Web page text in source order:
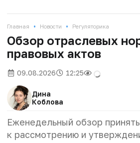
Главная • Новости • Регуляторика
Обзор отраслевых
правовых актов
09.08.2026 12:25
Дина
Коблова
Еженедельный обзор
к рассмотрению и